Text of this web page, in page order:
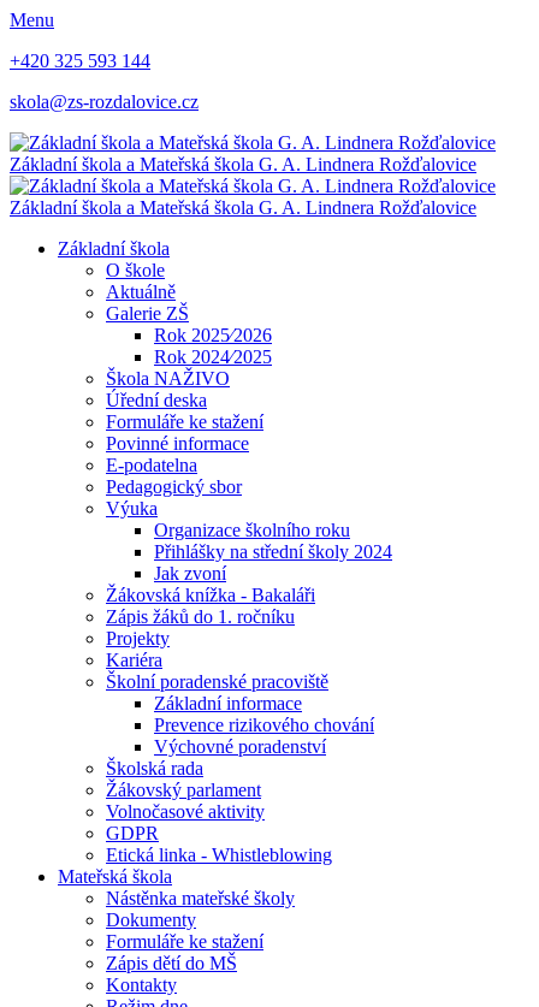
Menu
+420 325 593 144
skola@zs-rozdalovice.cz
Základní škola a Mateřská škola G. A. Lindnera Rožďalovice
Základní škola a Mateřská škola G. A. Lindnera Rožďalovice
Základní škola
O škole
Aktuálně
Galerie ZŠ
Rok 2025⁄2026
Rok 2024⁄2025
Škola NAŽIVO
Úřední deska
Formuláře ke stažení
Povinné informace
E-podatelna
Pedagogický sbor
Výuka
Organizace školního roku
Přihlášky na střední školy 2024
Jak zvoní
Žákovská knížka - Bakaláři
Zápis žáků do 1. ročníku
Projekty
Kariéra
Školní poradenské pracoviště
Základní informace
Prevence rizikového chování
Výchovné poradenství
Školská rada
Žákovský parlament
Volnočasové aktivity
GDPR
Etická linka - Whistleblowing
Mateřská škola
Nástěnka mateřské školy
Dokumenty
Formuláře ke stažení
Zápis dětí do MŠ
Kontakty